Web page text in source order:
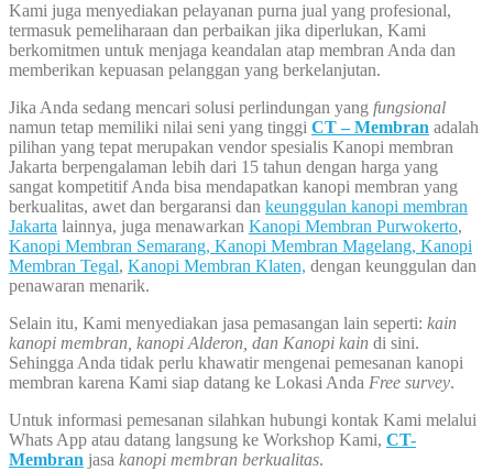
Kami juga menyediakan pelayanan purna jual yang profesional,
termasuk pemeliharaan dan perbaikan jika diperlukan, Kami
berkomitmen untuk menjaga keandalan atap membran Anda dan
memberikan kepuasan pelanggan yang berkelanjutan.
Jika Anda sedang mencari solusi perlindungan yang fungsional
namun tetap memiliki nilai seni yang tinggi CT – Membran adalah
pilihan yang tepat merupakan vendor spesialis Kanopi membran
Jakarta berpengalaman lebih dari 15 tahun dengan harga yang
sangat kompetitif Anda bisa mendapatkan kanopi membran yang
berkualitas, awet dan bergaransi dan keunggulan kanopi membran
Jakarta lainnya, juga menawarkan Kanopi Membran Purwokerto,
Kanopi Membran Semarang, Kanopi Membran Magelang, Kanopi
Membran Tegal, Kanopi Membran Klaten, dengan keunggulan dan
penawaran menarik.
Selain itu, Kami menyediakan jasa pemasangan lain seperti: kain
kanopi membran, kanopi Alderon, dan Kanopi kain di sini.
Sehingga Anda tidak perlu khawatir mengenai pemesanan kanopi
membran karena Kami siap datang ke Lokasi Anda Free survey.
Untuk informasi pemesanan silahkan hubungi kontak Kami melalui
Whats App atau datang langsung ke Workshop Kami, CT-
Membran jasa kanopi membran berkualitas.